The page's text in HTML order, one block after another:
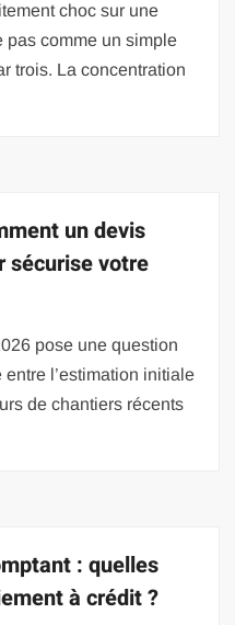
choc sur une
pas comme un simple
trois. La concentration
un devis
sécurise votre
pose une question
l’estimation initiale
de chantiers récents
: quelles
à crédit ?